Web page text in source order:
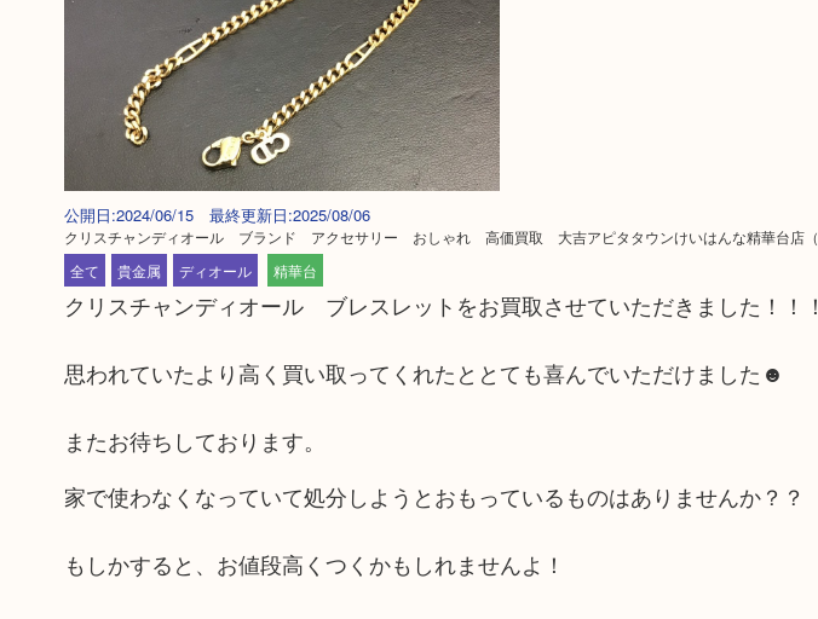
公開日:2024/06/15 最終更新日:2025/08/06
クリスチャンディオール ブランド アクセサリー おしゃれ 高価買取 大吉アピタタウンけいはんな精華台店（
全て
貴金属 ディオール 精華台
クリスチャンディオール ブレスレットをお買取させていただきました！！！
思われていたより高く買い取ってくれたととても喜んでいただけました☻
またお待ちしております。
家で使わなくなっていて処分しようとおもっているものはありませんか？？
もしかすると、お値段高くつくかもしれませんよ！